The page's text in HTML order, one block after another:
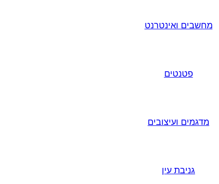
מחשבים ואינטרנט
פטנטים
מדגמים ועיצובים
גניבת עין